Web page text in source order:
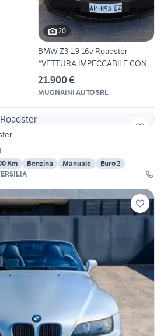
20
BMW Z3 1.9 16v Roadster
*VETTURA IMPECCABILE CON
21.900 €
MUGNAINI AUTO SRL
)
Km Benzina Manuale
Euro 2